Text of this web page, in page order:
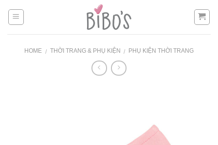
HOME / THỜI TRANG & PHỤ KIỆN / PHỤ KIỆN THỜI TRANG